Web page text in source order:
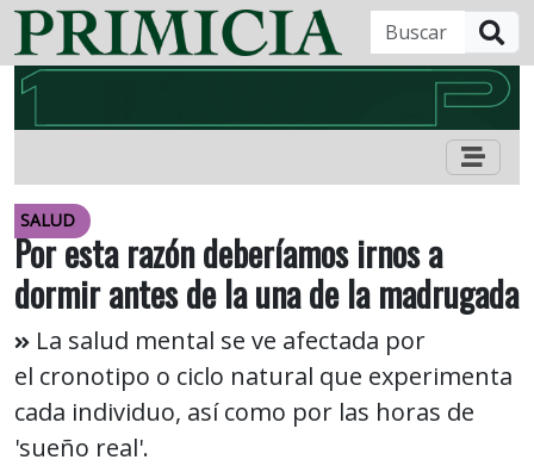
SALUD
Por esta razón deberíamos irnos a
dormir antes de la una de la madrugada
La salud mental se ve afectada por
el cronotipo o ciclo natural que experimenta
cada individuo, así como por las horas de
'sueño real'.